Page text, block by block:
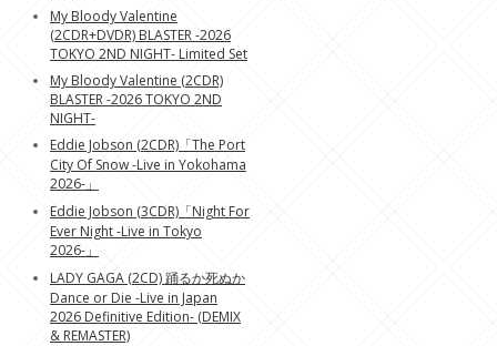
My Bloody Valentine
(2CDR+DVDR) BLASTER -2026
TOKYO 2ND NIGHT- Limited Set
My Bloody Valentine (2CDR)
BLASTER -2026 TOKYO 2ND
NIGHT-
Eddie Jobson (2CDR)「The Port
City Of Snow -Live in Yokohama
2026-」
Eddie Jobson (3CDR)「Night For
Ever Night -Live in Tokyo
2026-」
LADY GAGA (2CD) 踊るか死ぬか
Dance or Die -Live in Japan
2026 Definitive Edition- (DEMIX
& REMASTER)